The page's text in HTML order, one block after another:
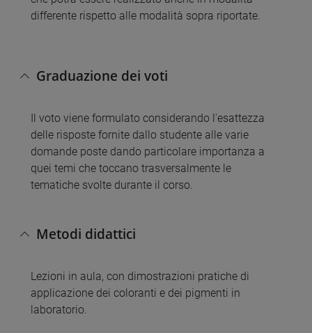
differente rispetto alle modalità sopra riportate.
Graduazione dei voti
Il voto viene formulato considerando l'esattezza
delle risposte fornite dallo studente alle varie
domande poste dando particolare importanza a
quei temi che toccano trasversalmente le
tematiche svolte durante il corso.
Metodi didattici
Lezioni in aula, con dimostrazioni pratiche di
applicazione dei coloranti e dei pigmenti in
laboratorio.